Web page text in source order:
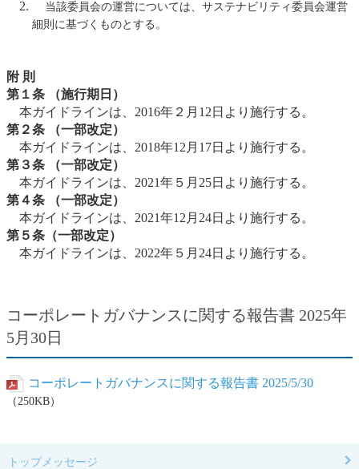
トップメッセージ
当該委員会の運営については、サステナビリティ委員会運営
細則に基づくものとする。
附 則
第１条 （施行期日）
本ガイドラインは、2016年２月12日より施行する。
第２条 （一部改定）
本ガイドラインは、2018年12月17日より施行する。
第３条 （一部改定）
本ガイドラインは、2021年５月25日より施行する。
第４条 （一部改定）
本ガイドラインは、2021年12月24日より施行する。
第５条（一部改定）
本ガイドラインは、2022年５月24日より施行する。
コーポレートガバナンスに関する報告書 2025年
5月30日
コーポレートガバナンスに関する報告書 2025/5/30
（250KB）